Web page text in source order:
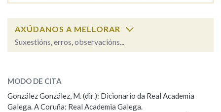
Marcas gramaticais
LIMPAR BUSCA
AXÚDANOS A MELLORAR
Suxestións, erros, observacións...
ESCOLLE UNHA OPCIÓN:
Observación Hai un erro na palabra
MODO DE CITA
González González, M. (dir.): Dicionario da Real Academia
Galega. A Coruña: Real Academia Galega.